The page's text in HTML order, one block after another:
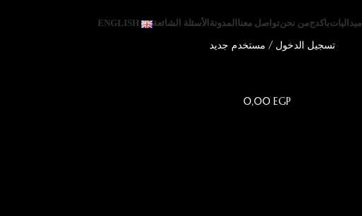
ميدالياتباكدجمن نحنتواصل معنا المدونة الأسئلة الشائعة ENGLISH
تسجيل الدخول / مستخدم جديد
0,00 EGP